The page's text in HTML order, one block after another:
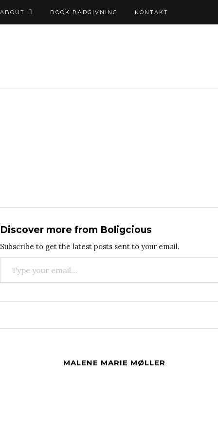
ABOUT BOOK RÅDGIVNING KONTAKT
Discover more from Boligcious
Subscribe to get the latest posts sent to your email.
Type your email…
MALENE MARIE MØLLER